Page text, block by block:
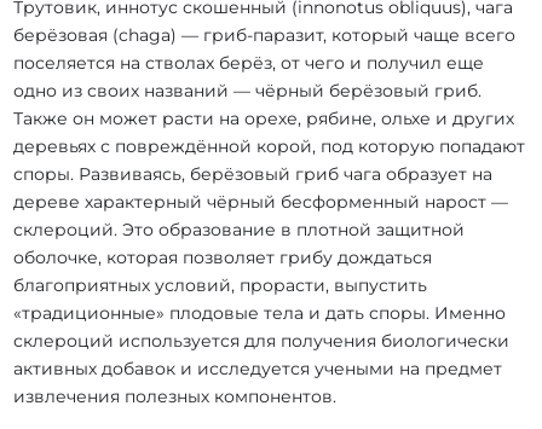
Трутовик, иннотус скошенный (innonotus obliquus), чага
берёзовая (chaga) — гриб-паразит, который чаще всего
поселяется на стволах берёз, от чего и получил еще
одно из своих названий — чёрный берёзовый гриб.
Также он может расти на орехе, рябине, ольхе и других
деревьях с повреждённой корой, под которую попадают
споры. Развиваясь, берёзовый гриб чага образует на
дереве характерный чёрный бесформенный нарост —
склероций. Это образование в плотной защитной
оболочке, которая позволяет грибу дождаться
благоприятных условий, прорасти, выпустить
«традиционные» плодовые тела и дать споры. Именно
склероций используется для получения биологически
активных добавок и исследуется учеными на предмет
извлечения полезных компонентов.